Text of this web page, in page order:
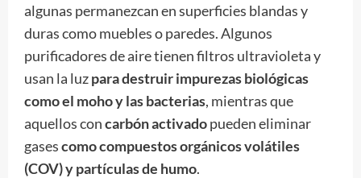
algunas permanezcan en superficies blandas y
duras como muebles o paredes. Algunos
purificadores de aire tienen filtros ultravioleta y
usan la luzpara destruir impurezas biológicas
como el moho y las bacterias, mientras que
aquellos concarbón activadopueden eliminar
gasescomo compuestos orgánicos volátiles
(COV) y partículas de humo.